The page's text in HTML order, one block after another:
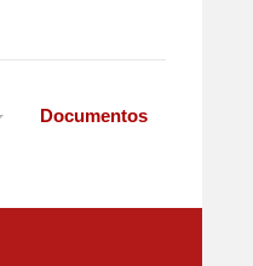
Documentos